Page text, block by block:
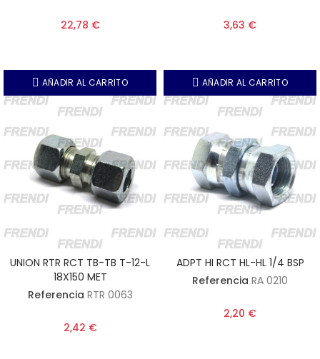
22,78 €
AÑADIR AL CARRITO
3,63 €
AÑADIR AL CARRITO
UNION RTR RCT TB-TB T-12-L
18X150 MET
Referencia RTR 0063
2,42 €
ADPT HI RCT HL-HL 1/4 BSP
Referencia RA 0210
2,20 €